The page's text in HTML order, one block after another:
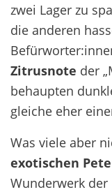
zwei Lager zu
die anderen
Zitrusnote der
behaupten
gleiche eher
Was viele aber
exotischen
Wunderwerk